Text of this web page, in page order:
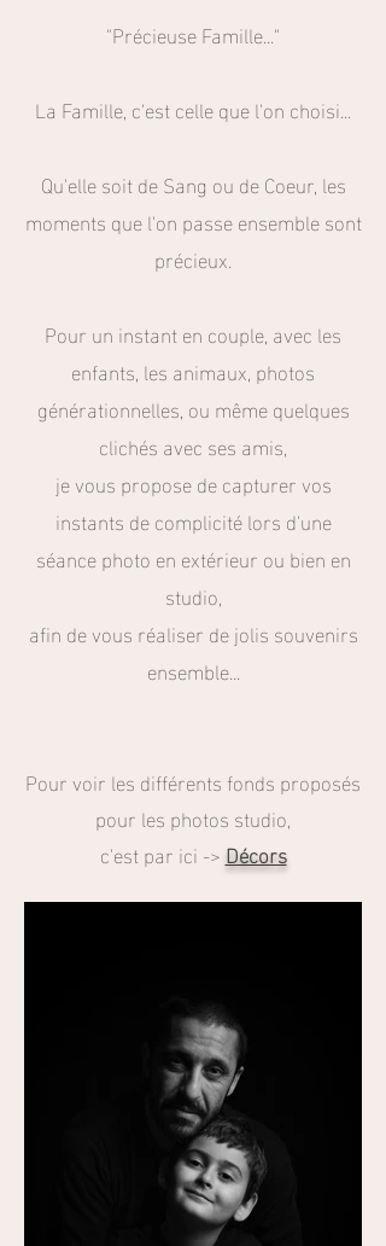
"Précieuse Famille..."
La Famille, c'est celle que l'on choisi...
Qu'elle soit de Sang ou de Coeur, les
moments que l'on passe ensemble sont
précieux.
Pour un instant en couple, avec les
enfants, les animaux, photos
générationnelles, ou même quelques
clichés avec ses amis,
je vous propose de capturer vos
instants de complicité lors d'une
séance photo en extérieur ou bien en
studio,
afin de vous réaliser de jolis souvenirs
ensemble...
Pour voir les différents fonds proposés
pour les photos studio,
c'est par ici ->Décors